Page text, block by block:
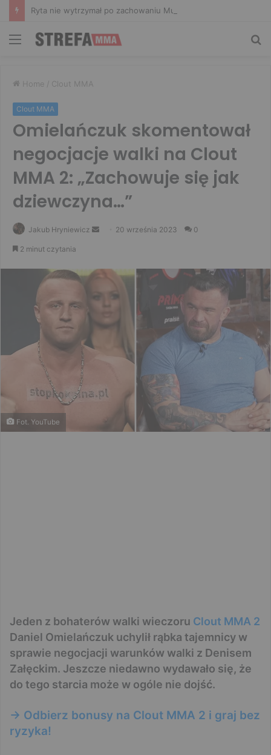
Menu
Home / Clout MMA
Clout MMA
Omielańczuk skomentował
negocjacje walki na Clout
MMA 2: „Zachowuje się jak
dziewczyna…”
Jakub Hryniewicz
Send 20 września 2023 0
2 minut czytania
Fot. YouTube
Jeden z bohaterów walki wieczoru Clout MMA 2
Daniel Omielańczuk uchylił rąbka tajemnicy w
sprawie negocjacji warunków walki z Denisem
Załęckim. Jeszcze niedawno wydawało się, że
do tego starcia może w ogóle nie dojść.
-> Odbierz bonusy na Clout MMA 2 i graj bez
ryzyka!